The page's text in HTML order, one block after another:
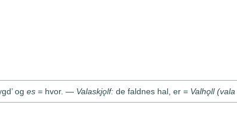
og es = hvor. — Valaskjǫlf: de faldnes hal, er = Valhǫll (vala